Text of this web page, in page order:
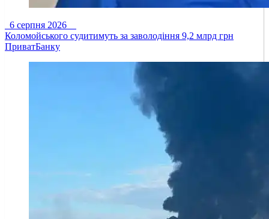
6 серпня 2026
Коломойського судитимуть за заволодіння 9,2 млрд грн
ПриватБанку